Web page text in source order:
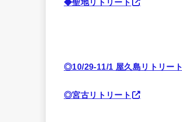
◆聖地リトリート
◎10/29-11/1 屋久島リトリート
◎宮古リトリート